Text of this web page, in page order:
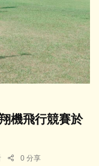
機飛行競賽於
0 分享